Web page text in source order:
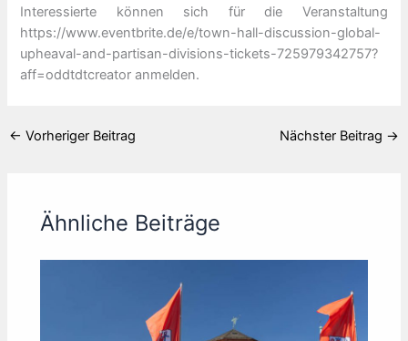
Interessierte können sich für die Veranstaltung
https://www.eventbrite.de/e/town-hall-discussion-global-
upheaval-and-partisan-divisions-tickets-725979342757?
aff=oddtdtcreator anmelden.
← Vorheriger Beitrag Nächster Beitrag →
Ähnliche Beiträge